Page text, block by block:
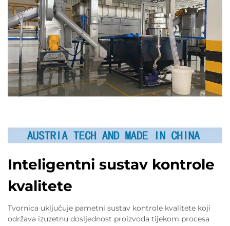
Inteligentni sustav kontrole
kvalitete
Tvornica uključuje pametni sustav kontrole kvalitete koji
održava izuzetnu dosljednost proizvoda tijekom procesa